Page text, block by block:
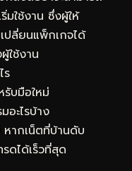
มใช้งาน ซึ่งผู้ให้
ลี่ยนแพ็กเกจได้
ใช้งาน
ร
รับมือใหม่
อะไรบ้าง
หากเน็ตที่บ้านดับ
ดได้เร็วที่สุด